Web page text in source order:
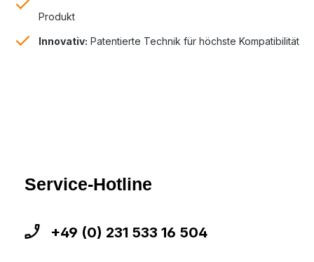
Produkt
Innovativ: Patentierte Technik für höchste Kompatibilität
Service-Hotline
+49 (0) 231 533 16 504